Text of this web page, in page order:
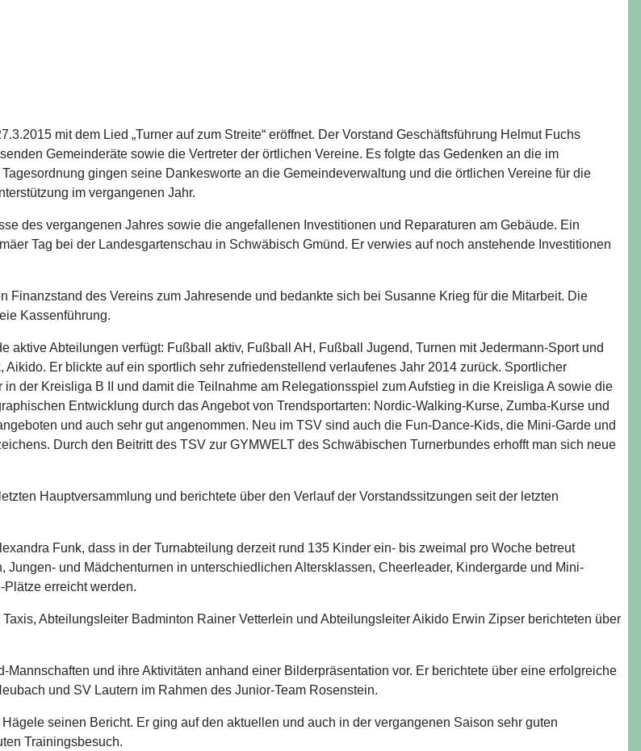
mit dem Lied „Turner auf zum Streite“ eröffnet. Der Vorstand Geschäftsführung Helmut Fuchs
Gemeinderäte sowie die Vertreter der örtlichen Vereine. Es folgte das Gedenken an die im
gingen seine Dankesworte an die Gemeindeverwaltung und die örtlichen Vereine für die
im vergangenen Jahr.
des vergangenen Jahres sowie die angefallenen Investitionen und Reparaturen am Gebäude. Ein
Tag bei der Landesgartenschau in Schwäbisch Gmünd. Er verwies auf noch anstehende Investitionen
des Vereins zum Jahresende und bedankte sich bei Susanne Krieg für die Mitarbeit. Die
Kassenführung.
aktive Abteilungen verfügt: Fußball aktiv, Fußball AH, Fußball Jugend, Turnen mit Jedermann-Sport und
Er blickte auf ein sportlich sehr zufriedenstellend verlaufenes Jahr 2014 zurück. Sportlicher
der Kreisliga B II und damit die Teilnahme am Relegationsspiel zum Aufstieg in die Kreisliga A sowie die
Entwicklung durch das Angebot von Trendsportarten: Nordic-Walking-Kurse, Zumba-Kurse und
und auch sehr gut angenommen. Neu im TSV sind auch die Fun-Dance-Kids, die Mini-Garde und
Durch den Beitritt des TSV zur GYMWELT des Schwäbischen Turnerbundes erhofft man sich neue
Hauptversammlung und berichtete über den Verlauf der Vorstandssitzungen seit der letzten
Funk, dass in der Turnabteilung derzeit rund 135 Kinder ein- bis zweimal pro Woche betreut
und Mädchenturnen in unterschiedlichen Altersklassen, Cheerleader, Kindergarde und Mini-
erreicht werden.
Abteilungsleiter Badminton Rainer Vetterlein und Abteilungsleiter Aikido Erwin Zipser berichteten über
und ihre Aktivitäten anhand einer Bilderpräsentation vor. Er berichtete über eine erfolgreiche
und SV Lautern im Rahmen des Junior-Team Rosenstein.
seinen Bericht. Er ging auf den aktuellen und auch in der vergangenen Saison sehr guten
Trainingsbesuch.